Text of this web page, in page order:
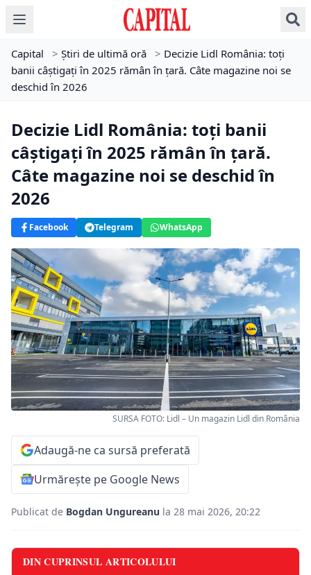
Capital > Știri de ultimă oră > Decizie Lidl România: toți
banii câștigați în 2025 rămân în țară. Câte magazine noi se
deschid în 2026
Decizie Lidl România: toți banii
câștigați în 2025 rămân în țară.
Câte magazine noi se deschid în
2026
Facebook Telegram WhatsApp
SURSA FOTO: Lidl – Un magazin Lidl din România
Adaugă-ne ca sursă preferată
Urmărește pe Google News
Publicat de Bogdan Ungureanu la 28 mai 2026, 20:22
DIN CUPRINSUL ARTICOLULUI